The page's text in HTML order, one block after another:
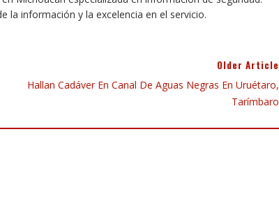
la información y la excelencia en el servicio.
Older Article
Hallan Cadáver En Canal De Aguas Negras En Uruétaro,
Tarímbaro